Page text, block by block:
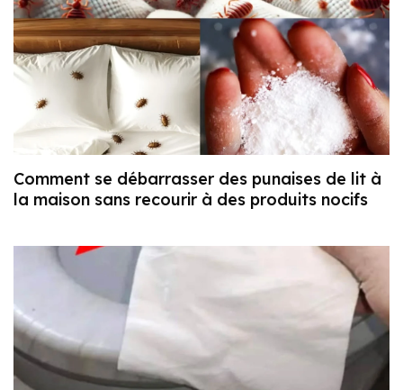
Comment se débarrasser des punaises de lit à
la maison sans recourir à des produits nocifs